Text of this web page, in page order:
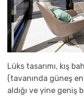
Lüks tasarımı, kış
(tavanında güneş
aldığı ve yine geniş